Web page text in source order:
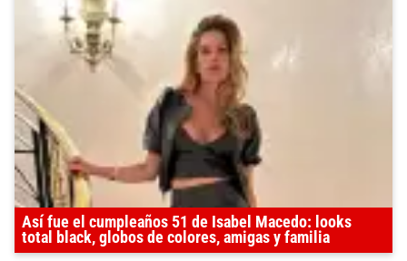
Así fue el cumpleaños 51 de Isabel Macedo: looks
total black, globos de colores, amigas y familia